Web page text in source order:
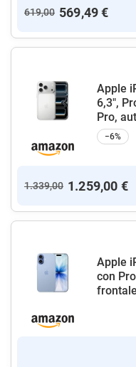
619,00 569,49 €
Apple
6,3",
Pro,
−6%
1.339,00 1.259,00 €
Apple
con